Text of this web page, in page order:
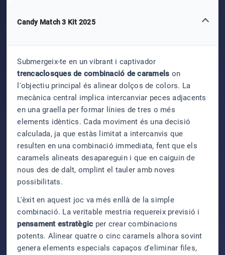
Candy Match 3 Kit 2025
Submergeix-te en un vibrant i captivador
trencaclosques de combinació de caramels on
l'objectiu principal és alinear dolços de colors. La
mecànica central implica intercanviar peces adjacents
en una graella per formar línies de tres o més
elements idèntics. Cada moviment és una decisió
calculada, ja que estàs limitat a intercanvis que
resulten en una combinació immediata, fent que els
caramels alineats desapareguin i que en caiguin de
nous des de dalt, omplint el tauler amb noves
possibilitats.
L'èxit en aquest joc va més enllà de la simple
combinació. La veritable mestria requereix previsió i
pensament estratègic per crear combinacions
potents. Alinear quatre o cinc caramels alhora sovint
genera elements especials capaços d'eliminar files,